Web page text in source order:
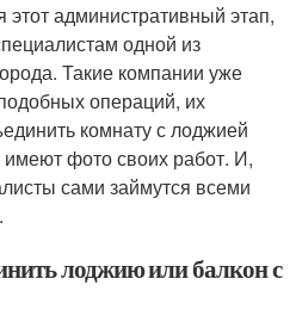
этот административный этап,
одной из
Такие компании уже
операций, их
комнату с лоджией
фото своих работ. И,
сами займутся всеми
лоджию или балкон с